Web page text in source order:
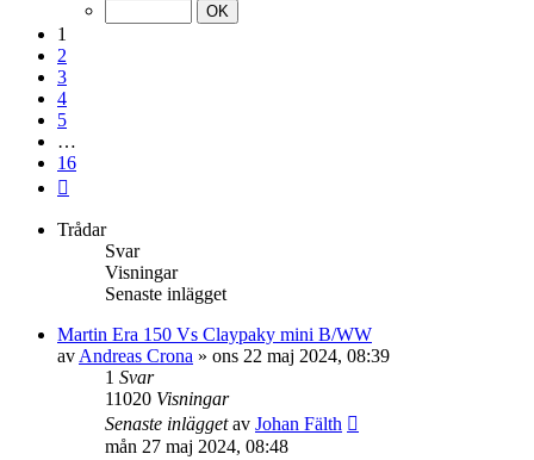
1
2
3
4
5
…
16
Trådar
Svar
Visningar
Senaste inlägget
Martin Era 150 Vs Claypaky mini B/WW
av Andreas Crona » ons 22 maj 2024, 08:39
1 Svar
11020 Visningar
Senaste inläggetav Johan Fälth
mån 27 maj 2024, 08:48